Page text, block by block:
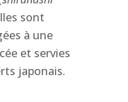
sont
à une
et servies
japonais.